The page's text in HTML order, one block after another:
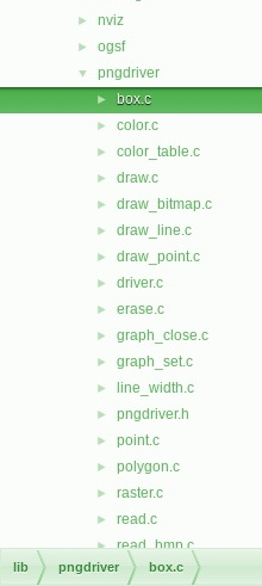
► nviz
► ogsf
▼ pngdriver
► box.c
► color.c
► color_table.c
► draw.c
► draw_bitmap.c
► draw_line.c
► draw_point.c
► driver.c
► erase.c
► graph_close.c
► graph_set.c
► line_width.c
► pngdriver.h
► point.c
► polygon.c
► raster.c
► read.c
► read_bmp.c
► read_png.c
lib pngdriver box.c